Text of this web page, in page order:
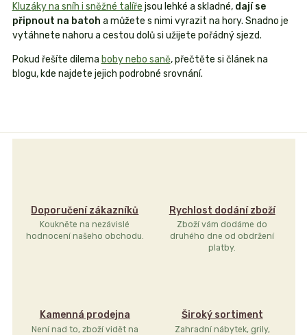
Kluzáky na sníh i sněžné talíře jsou lehké a skladné, dají se
připnout na batoh a můžete s nimi vyrazit na hory. Snadno je
vytáhnete nahoru a cestou dolů si užijete pořádný sjezd.
Pokud řešíte dilema boby nebo saně, přečtěte si článek na
blogu, kde najdete jejich podrobné srovnání.
Doporučení zákazníků
Koukněte na nezávislé
hodnocení našeho obchodu.
Rychlost dodání zboží
Zboží vám dodáme do
druhého dne od obdržení
platby.
Kamenná prodejna
Není nad to, zboží vidět na
Široký sortiment
Zahradní nábytek, grily,